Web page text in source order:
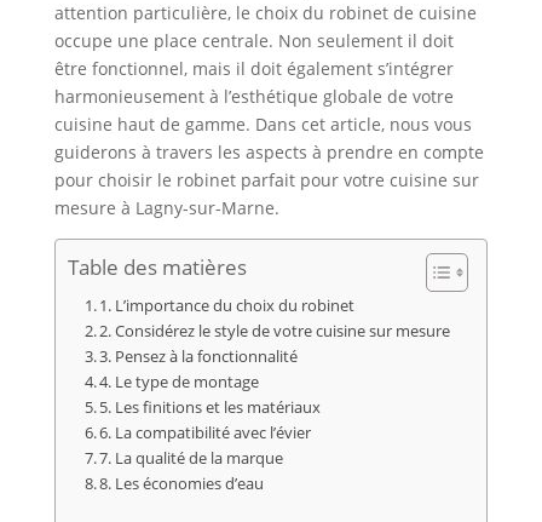
attention particulière, le choix du robinet de cuisine
occupe une place centrale. Non seulement il doit
être fonctionnel, mais il doit également s’intégrer
harmonieusement à l’esthétique globale de votre
cuisine haut de gamme. Dans cet article, nous vous
guiderons à travers les aspects à prendre en compte
pour choisir le robinet parfait pour votre cuisine sur
mesure à Lagny-sur-Marne.
Table des matières
1. L’importance du choix du robinet
2. Considérez le style de votre cuisine sur mesure
3. Pensez à la fonctionnalité
4. Le type de montage
5. Les finitions et les matériaux
6. La compatibilité avec l’évier
7. La qualité de la marque
8. Les économies d’eau